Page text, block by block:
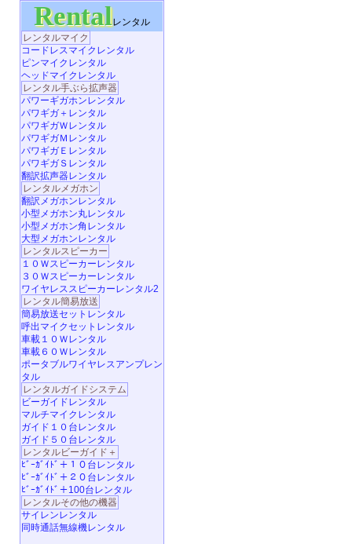
Rentalレンタル
レンタルマイク
コードレスマイクレンタル
ピンマイクレンタル
ヘッドマイクレンタル
レンタル手ぶら拡声器
パワーギガホンレンタル
パワギガ＋レンタル
パワギガＷレンタル
パワギガＭレンタル
パワギガＥレンタル
パワギガＳレンタル
翻訳拡声器レンタル
レンタルメガホン
翻訳メガホンレンタル
小型メガホン丸レンタル
小型メガホン角レンタル
大型メガホンレンタル
レンタルスピーカー
１０Ｗスピーカーレンタル
３０Ｗスピーカーレンタル
ワイヤレススピーカーレンタル2
レンタル簡易放送
簡易放送セットレンタル
呼出マイクセットレンタル
車載１０Ｗレンタル
車載６０Ｗレンタル
ポータブルワイヤレスアンプレン
タル
レンタルガイドシステム
ビーガイドレンタル
マルチマイクレンタル
ガイド１０台レンタル
ガイド５０台レンタル
レンタルビーガイド＋
ﾋﾞｰｶﾞｲﾄﾞ＋１０台レンタル
ﾋﾞｰｶﾞｲﾄﾞ＋２０台レンタル
ﾋﾞｰｶﾞｲﾄﾞ＋100台レンタル
レンタルその他の機器
サイレンレンタル
同時通話無線機レンタル